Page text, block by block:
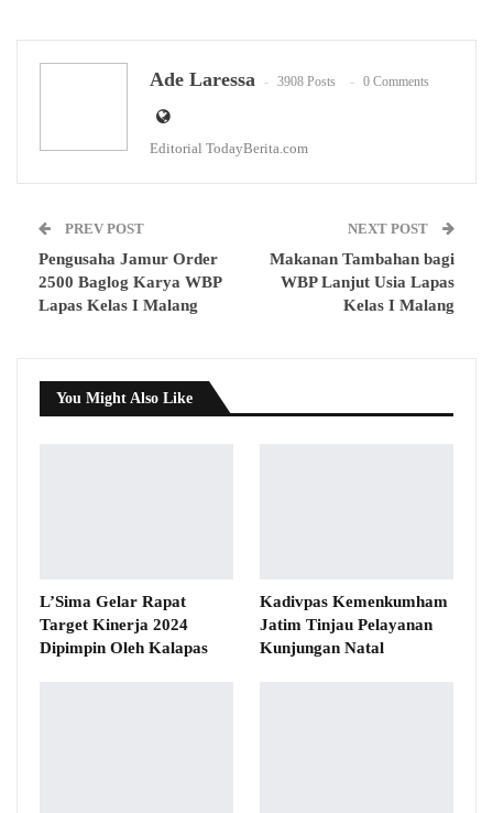
Ade Laressa 3908 Posts 0 Comments
Editorial TodayBerita.com
PREV POST
Pengusaha Jamur Order
2500 Baglog Karya WBP
Lapas Kelas I Malang
NEXT POST
Makanan Tambahan bagi
WBP Lanjut Usia Lapas
Kelas I Malang
You Might Also Like
L’Sima Gelar Rapat
Target Kinerja 2024
Dipimpin Oleh Kalapas
Kadivpas Kemenkumham
Jatim Tinjau Pelayanan
Kunjungan Natal